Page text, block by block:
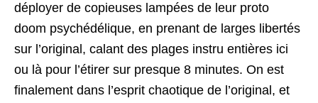
déployer de copieuses lampées de leur proto
doom psychédélique, en prenant de larges libertés
sur l’original, calant des plages instru entières ici
ou là pour l’étirer sur presque 8 minutes. On est
finalement dans l’esprit chaotique de l’original, et